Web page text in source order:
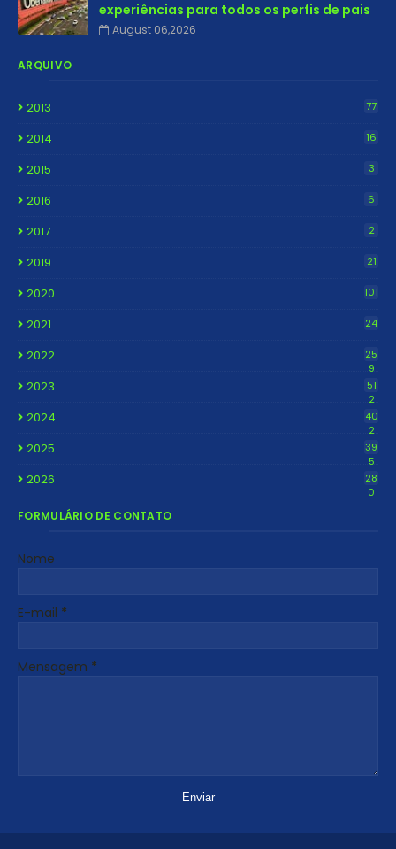
experiências para todos os perfis de pais
August 06,2026
ARQUIVO
2013 77
2014 16
2015 3
2016 6
2017 2
2019 21
2020 101
2021 24
2022
25
9
2023
51
2
2024
40
2
2025
39
5
2026
28
0
FORMULÁRIO DE CONTATO
Nome
E-mail *
Mensagem *